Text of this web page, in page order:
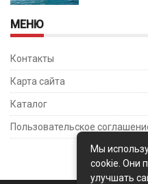
МЕНЮ
Контакты
Карта сайта
Каталог
Пользовательское
Мы
cookie. Они
улучшать